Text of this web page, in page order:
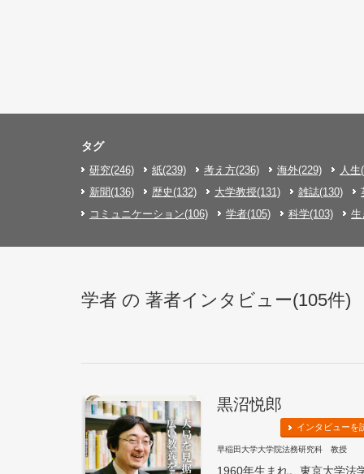
タグ
研究(246) 紙(239) 考え方(236) 海外(229)
人生
新聞(136)
歴史(132) 大学教授(131) 雑誌(130)
コミュニケーション(106)
学者(105) 科学(103) 生
学者 の 著者インタビュー(105件)
黒沼悦郎
インタビューを
早稲田大学大学院法務研究科 教授
1960年生まれ。東京大学法